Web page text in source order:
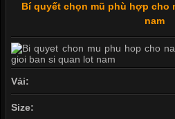
Bí quyết chọn mũ phù hợp cho
nam
Vải:
Size: